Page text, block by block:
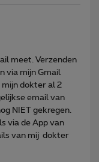
meet. Verzenden
via mijn Gmail
mijn dokter al 2
email van
NIET gekregen.
via de App van
van mij dokter